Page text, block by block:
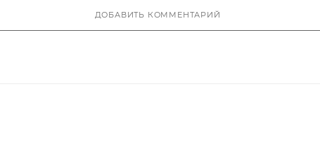
ДОБАВИТЬ КОММЕНТАРИЙ